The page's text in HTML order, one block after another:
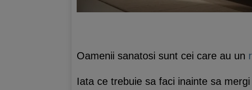
Oamenii sanatosi sunt cei care au un
Iata ce trebuie sa faci inainte sa